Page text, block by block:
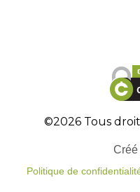
©2026 Tous
Créé
Politique de